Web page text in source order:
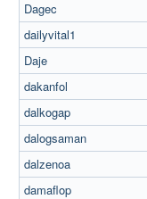
Dagec
dailyvital1
Daje
dakanfol
dalkogap
dalogsaman
dalzenoa
damaflop